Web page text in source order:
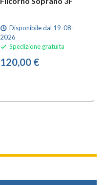
schedule Disponibile dal 19-08-
2026
 Spedizione gratuita
120,00 €